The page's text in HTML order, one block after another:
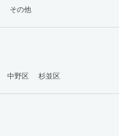
その他
中野区 杉並区